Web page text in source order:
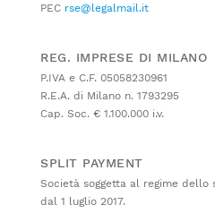
PEC rse@legalmail.it
REG. IMPRESE DI MILANO
P.IVA e C.F. 05058230961
R.E.A. di Milano n. 1793295
Cap. Soc. € 1.100.000 i.v.
SPLIT PAYMENT
Società soggetta al regime
dal 1 luglio 2017.